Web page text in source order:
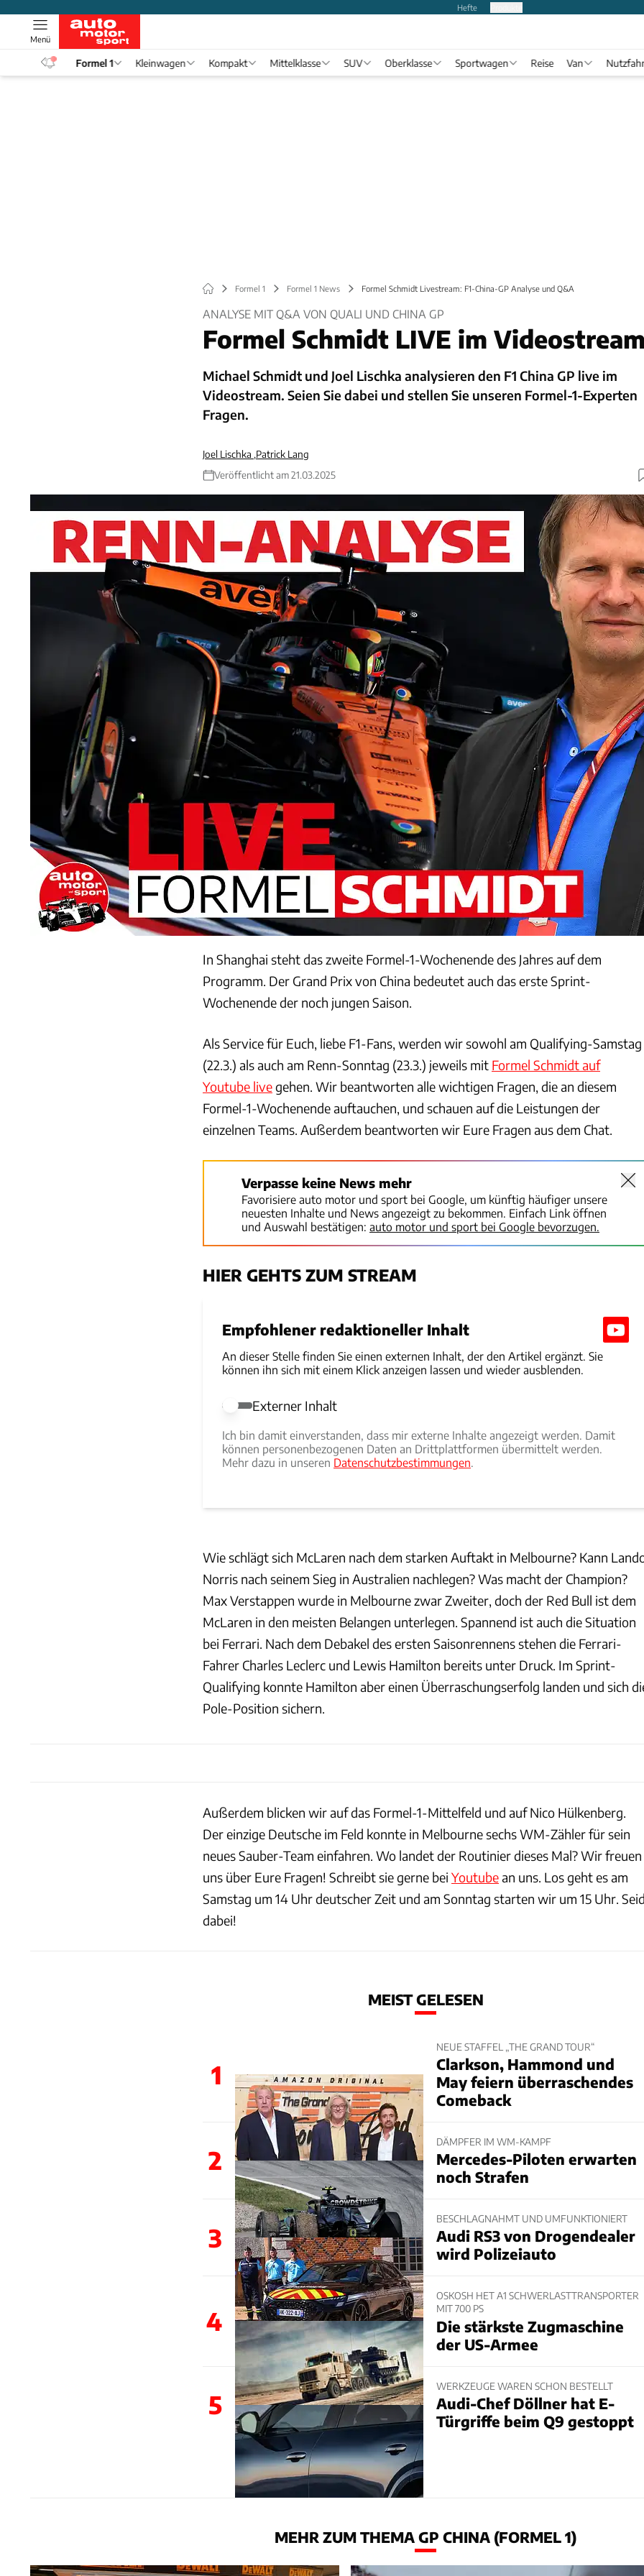
Hefte
Menü
Formel 1 Kleinwagen Kompakt Mittelklasse SUV Oberklasse Sportwagen Reise Van
Formel 1 Formel 1 News Formel Schmidt Livestream: F1-China-GP Analyse und Q&A
ANALYSE MIT Q&A VON QUALI UND CHINA GP
Formel Schmidt LIVE im
Michael Schmidt und Joel Lischka analysieren den F1 China GP live im
Videostream. Seien Sie dabei und stellen Sie unseren Formel-1-Experten
Fragen.
Joel Lischka ,Patrick Lang
Veröffentlicht am 21.03.2025
In Shanghai steht das zweite Formel-1-Wochenende des Jahres auf dem
Programm. Der Grand Prix von China bedeutet auch das erste Sprint-
Wochenende der noch jungen Saison.
Als Service für Euch, liebe F1-Fans, werden wir sowohl am Qualifying-Samstag
(22.3.) als auch am Renn-Sonntag (23.3.) jeweils mit Formel Schmidt auf
Youtube livegehen. Wir beantworten alle wichtigen Fragen, die an diesem
Formel-1-Wochenende auftauchen, und schauen auf die Leistungen der
einzelnen Teams. Außerdem beantworten wir Eure Fragen aus dem Chat.
Verpasse keine News mehr
Favorisiere auto motor und sport bei Google, um künftig häufiger unsere
neuesten Inhalte und News angezeigt zu bekommen. Einfach Link öffnen
und Auswahl bestätigen: auto motor und sport bei Google bevorzugen.
HIER GEHTS ZUM STREAM
Empfohlener redaktioneller Inhalt
An dieser Stelle finden Sie einen externen Inhalt, der den Artikel ergänzt. Sie
können ihn sich mit einem Klick anzeigen lassen und wieder ausblenden.
Externer Inhalt erlauben
Externer Inhalt
Ich bin damit einverstanden, dass mir externe Inhalte angezeigt werden. Damit
können personenbezogenen Daten an Drittplattformen übermittelt werden.
Mehr dazu in unseren Datenschutzbestimmungen
Wie schlägt sich McLaren nach dem starken Auftakt in Melbourne? Kann
Norris nach seinem Sieg in Australien nachlegen? Was macht der Champion?
Max Verstappen wurde in Melbourne zwar Zweiter, doch der Red Bull ist dem
McLaren in den meisten Belangen unterlegen. Spannend ist auch die Situation
bei Ferrari. Nach dem Debakel des ersten Saisonrennens stehen die Ferrari-
Fahrer Charles Leclerc und Lewis Hamilton bereits unter Druck. Im Sprint-
Qualifying konnte Hamilton aber einen Überraschungserfolg landen und sich
Pole-Position sichern.
Außerdem blicken wir auf das Formel-1-Mittelfeld und auf Nico Hülkenberg.
Der einzige Deutsche im Feld konnte in Melbourne sechs WM-Zähler für sein
neues Sauber-Team einfahren. Wo landet der Routinier dieses Mal? Wir freuen
uns über Eure Fragen! Schreibt sie gerne bei Youtubean uns. Los geht es am
Samstag um 14 Uhr deutscher Zeit und am Sonntag starten wir um 15 Uhr.
dabei!
MEIST GELESEN
1
NEUE STAFFEL „THE GRAND TOUR“
Clarkson, Hammond und
May feiern überraschendes
Comeback
2
DÄMPFER IM WM-KAMPF
Mercedes-Piloten erwarten
noch Strafen
3
BESCHLAGNAHMT UND UMFUNKTIONIERT
Audi RS3 von Drogendealer
wird Polizeiauto
4
OSKOSH HET A1 SCHWERLASTTRANSPORTER
MIT 700 PS
Die stärkste Zugmaschine
der US-Armee
5
WERKZEUGE WAREN SCHON BESTELLT
Audi-Chef Döllner hat E-
Türgriffe beim Q9 gestoppt
MEHR ZUM THEMA GP CHINA (FORMEL 1)